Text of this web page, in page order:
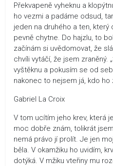
Překvapeně vyheknu a
ho vezmi a padáme odsud,
jeden na druhého a ten, který
pevně chytne. Do hajzlu, to
začínám si uvědomovat, že
chvíli vytáčí, že jsem zraněný.
vyštěknu a pokusím se od
nakonec to nejsem já, kdo ho
Gabriel La Croix
V tom ucítím jeho krev, která
moc dobře znám, tolikrát
nemá právo jí prolít. Je jen
běla. V okamžiku ho uvidím,
dotýká. V mžiku vteřiny mu